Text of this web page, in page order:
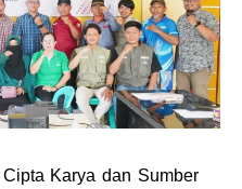
Karya dan Sumber